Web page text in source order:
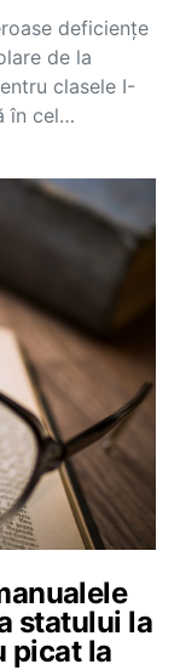
deficiențe
de la
clasele I-
în cel…
statului la
picat la